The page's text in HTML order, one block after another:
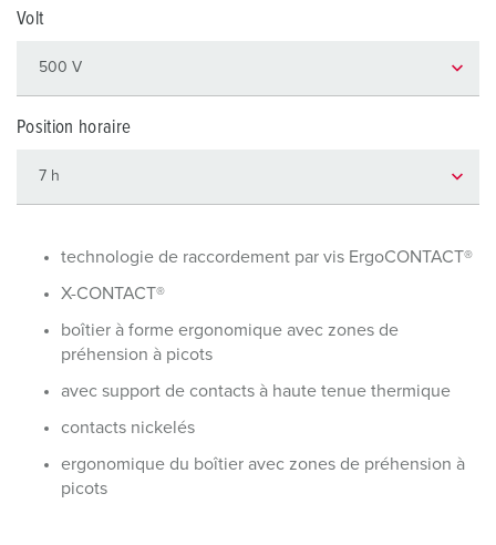
Volt
Position horaire
technologie de raccordement par vis ErgoCONTACT®
X-CONTACT®
boîtier à forme ergonomique avec zones de
préhension à picots
avec support de contacts à haute tenue thermique
contacts nickelés
ergonomique du boîtier avec zones de préhension à
picots